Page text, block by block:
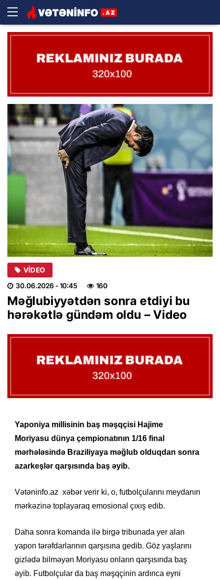
VIDEO
30.06.2026 - 10:45 160
Məğlubiyyətdən sonra etdiyi bu
hərəkətlə gündəm oldu – Video
Yaponiya millisinin baş məşqçisi Hajime
Moriyasu dünya çempionatının 1/16 final
mərhələsində Braziliyaya məğlub olduqdan sonra
azarkeşlər qarşısında baş əyib.
Vətəninfo.az xəbər verir ki, o, futbolçularını meydanın
mərkəzinə toplayaraq emosional çıxış edib.
Daha sonra komanda ilə birgə tribunada yer alan
yapon tərəfdarlarının qarşısına gedib. Göz yaşlarını
gizlədə bilməyən Moriyasu onların qarşısında baş
əyib. Futbolçular da baş məşqçinin ardınca eyni